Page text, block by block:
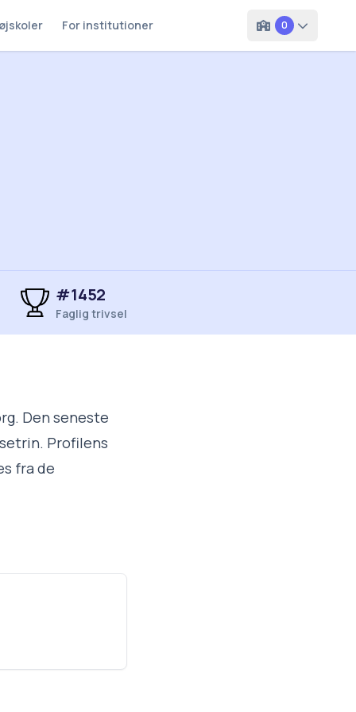
For institutioner 0
#1452
Faglig trivsel
Den seneste
Profilens
fra de